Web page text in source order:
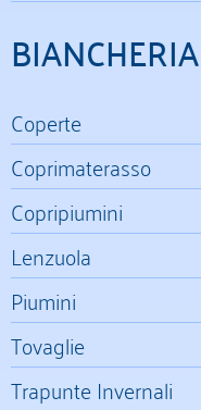
Coperte
Coprimaterasso
Copripiumini
Lenzuola
Piumini
Tovaglie
Trapunte Invernali